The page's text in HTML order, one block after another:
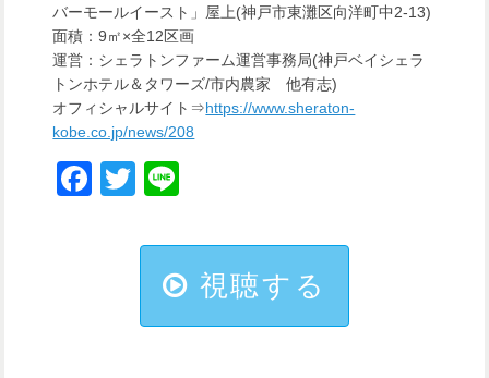
バーモールイースト」屋上(神戸市東灘区向洋町中2-13)
面積：9㎡×全12区画
運営：シェラトンファーム運営事務局(神戸ベイシェラ
トンホテル＆タワーズ/市内農家 他有志)
オフィシャルサイト⇒https://www.sheraton-
kobe.co.jp/news/208
Facebook
Twitter
視聴する